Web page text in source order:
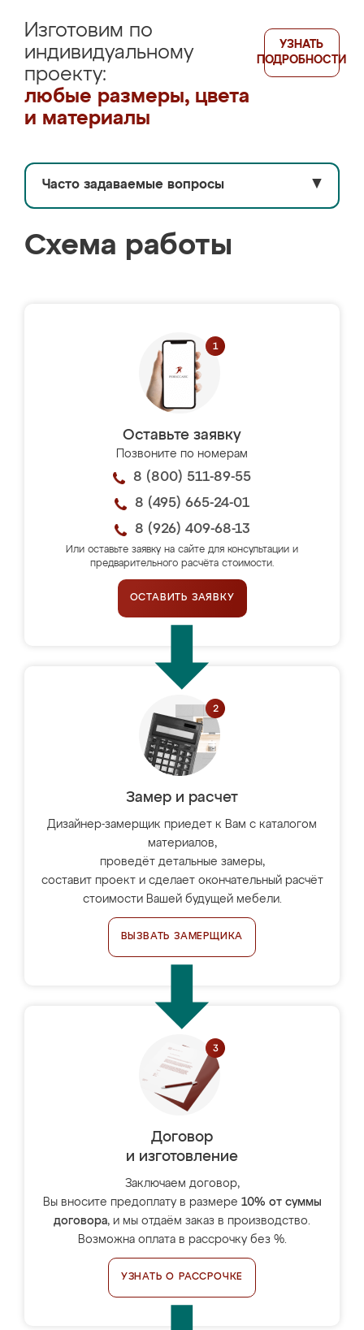
Изготовим по
индивидуальному
проекту:
любые размеры, цвета
и материалы
УЗНАТЬ
ПОДРОБНОСТИ
Часто задаваемые вопросы ▼
Схема работы
Оставьте заявку
Позвоните по номерам
8 (800) 511-89-55
8 (495) 665-24-01
8 (926) 409-68-13
Или оставьте заявку на сайте для консультации и
предварительного расчёта стоимости.
ОСТАВИТЬ ЗАЯВКУ
Замер и расчет
Дизайнер-замерщик приедет к Вам с каталогом
материалов,
проведёт детальные замеры,
составит проект и сделает окончательный расчёт
стоимости Вашей будущей мебели.
ВЫЗВАТЬ ЗАМЕРЩИКА
Договор
и изготовление
Заключаем договор,
Вы вносите предоплату в размере 10% от суммы
договора, и мы отдаём заказ в производство.
Возможна оплата в рассрочку без %.
УЗНАТЬ О РАССРОЧКЕ